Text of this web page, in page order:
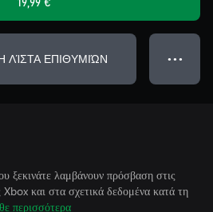
19,99 €
ΕΠΙΘΥΜΙΏΝ ● ● ●
ξεκινάτε λαμβάνουν πρόσβαση στις
και στα σχετικά δεδομένα κατά τη
περισσότερα